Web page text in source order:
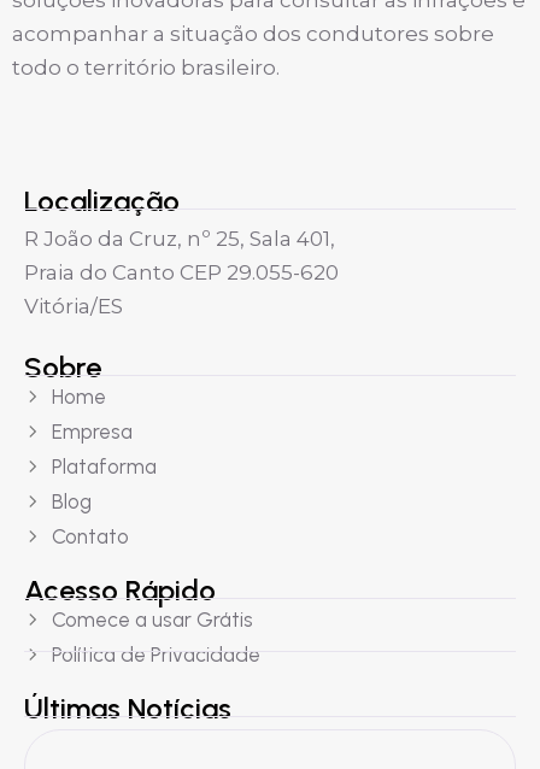
acompanhar a situação dos condutores sobre
todo o território brasileiro.
Localização
R João da Cruz, nº 25, Sala 401,
Praia do Canto CEP 29.055-620
Vitória/ES
Sobre
Home
Empresa
Plataforma
Blog
Contato
Acesso Rápido
Comece a usar Grátis
Política de Privacidade
Últimas Notícias